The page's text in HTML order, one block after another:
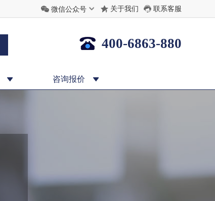
微信公众号 关于我们 联系客服
400-6863-880
咨询报价